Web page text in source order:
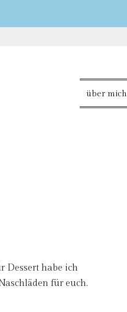
über mich
Dessert habe ich
für euch.